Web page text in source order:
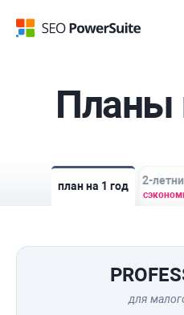
Планы
план на 1 год 2-
для